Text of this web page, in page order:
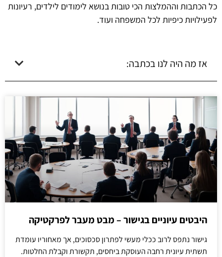
כל הכתבות וההמלצות הכי טובות בנושא לימודים לילדים, רעיונות
לפעילויות כיפיות לכל המשפחה ועוד.
אז מה היה לנו בכתבה:
היבטים עיוניים בגישור – מבט מעבר לפרקטיקה
גישור נתפס לרוב ככלי מעשי לפתרון סכסוכים, אך מאחוריו עומדת
תשתית עיונית רחבה העוסקת ביחסים, תקשורת וקבלת החלטות.